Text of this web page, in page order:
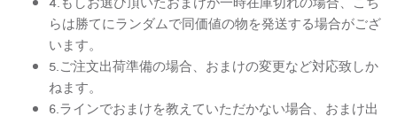
らは勝てにランダムで同価値の物を発送する場合がござ
います。
5.ご注文出荷準備の場合、おまけの変更など対応致しか
ねます。
6.ラインでおまけを教えていただかない場合、おまけ出